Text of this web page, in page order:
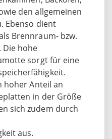
den allgemeinen
Ebenso dient
Brennraum- bzw.
Die hohe
sorgt für eine
hoher Anteil an
in der Größe
sich zudem durch
aus.